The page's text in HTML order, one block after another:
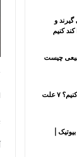
گیرند و
کنیم
چیست
بوی بد دهان را چگونه برای همیشه درمان کنیم؟ ۷ علت
|